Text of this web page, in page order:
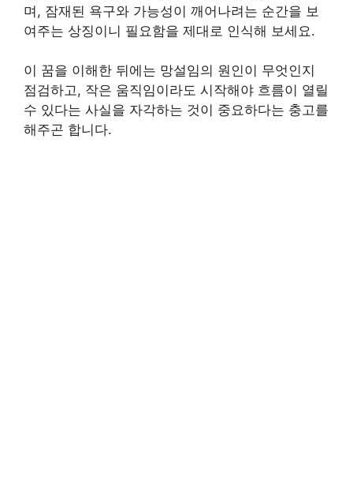
며, 잠재된 욕구와 가능성이 깨어나려는 순간을 보
여주는 상징이니 필요함을 제대로 인식해 보세요.
이 꿈을 이해한 뒤에는 망설임의 원인이 무엇인지
점검하고, 작은 움직임이라도 시작해야 흐름이 열릴
수 있다는 사실을 자각하는 것이 중요하다는 충고를
해주곤 합니다.